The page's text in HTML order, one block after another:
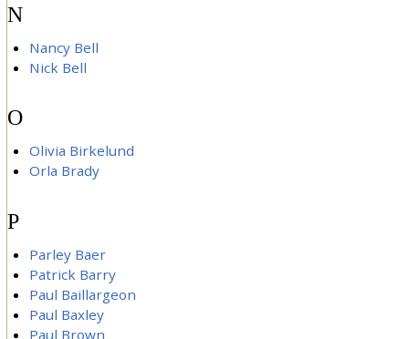
N
Nancy Bell
Nick Bell
O
Olivia Birkelund
Orla Brady
P
Parley Baer
Patrick Barry
Paul Baillargeon
Paul Baxley
Paul Brown